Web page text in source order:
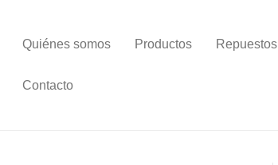
Quiénes somos Productos Repuestos
Contacto